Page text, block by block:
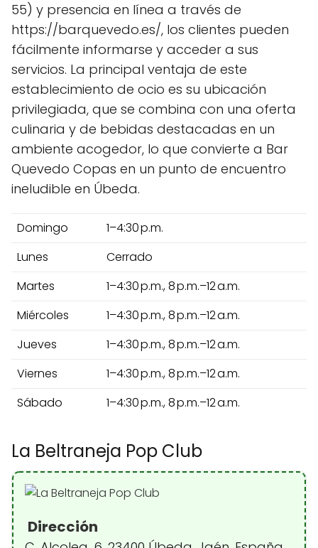
55) y presencia en línea a través de
https://barquevedo.es/, los clientes pueden
fácilmente informarse y acceder a sus
servicios. La principal ventaja de este
establecimiento de ocio es su ubicación
privilegiada, que se combina con una oferta
culinaria y de bebidas destacadas en un
ambiente acogedor, lo que convierte a Bar
Quevedo Copas en un punto de encuentro
ineludible en Úbeda.
Domingo
1–4:30 p.m.
Lunes
Cerrado
Martes
1–4:30 p.m., 8 p.m.–12 a.m.
Miércoles
1–4:30 p.m., 8 p.m.–12 a.m.
Jueves
1–4:30 p.m., 8 p.m.–12 a.m.
Viernes
1–4:30 p.m., 8 p.m.–12 a.m.
Sábado
1–4:30 p.m., 8 p.m.–12 a.m.
La Beltraneja Pop Club
Dirección